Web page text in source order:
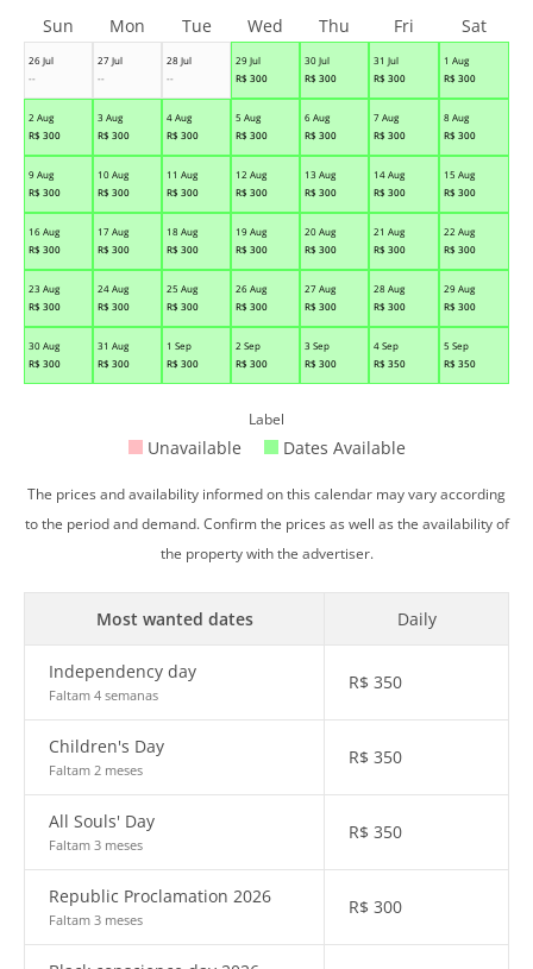
26 Jul
--
27 Jul
--
28 Jul
--
29 Jul
R$ 300
30 Jul
R$ 300
31 Jul
R$ 300
1 Aug
R$ 300
2 Aug
R$ 300
3 Aug
R$ 300
4 Aug
R$ 300
5 Aug
R$ 300
6 Aug
R$ 300
7 Aug
R$ 300
8 Aug
R$ 300
9 Aug
R$ 300
10 Aug
R$ 300
11 Aug
R$ 300
12 Aug
R$ 300
13 Aug
R$ 300
14 Aug
R$ 300
15 Aug
R$ 300
16 Aug
R$ 300
17 Aug
R$ 300
18 Aug
R$ 300
19 Aug
R$ 300
20 Aug
R$ 300
21 Aug
R$ 300
22 Aug
R$ 300
23 Aug
R$ 300
24 Aug
R$ 300
25 Aug
R$ 300
26 Aug
R$ 300
27 Aug
R$ 300
28 Aug
R$ 300
29 Aug
R$ 300
30 Aug
R$ 300
31 Aug
R$ 300
1 Sep
R$ 300
2 Sep
R$ 300
3 Sep
R$ 300
4 Sep
R$ 350
5 Sep
R$ 350
Sun Mon Tue Wed Thu Fri Sat
Label
Unavailable Dates Available
The prices and availability informed on this calendar may vary according
to the period and demand. Confirm the prices as well as the availability of
the property with the advertiser.
Most wanted dates Daily
Independency day
Faltam 4 semanas
R$ 350
Children's Day
Faltam 2 meses
R$ 350
All Souls' Day
Faltam 3 meses
R$ 350
Republic Proclamation 2026
Faltam 3 meses
R$ 300